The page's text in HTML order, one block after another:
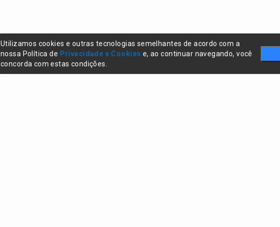
Utilizamos cookies e outras tecnologias semelhantes de acordo com a
nossa Política de Privacidade e Cookies e, ao continuar navegando, você
concorda com estas condições.